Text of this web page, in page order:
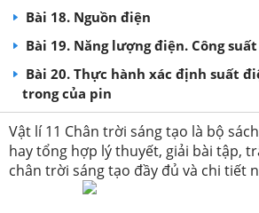
Bài 18. Nguồn điện
Bài 19. Năng lượng điện. Công
Bài 20. Thực hành xác định suất
trong của pin
Vật lí 11 Chân trời sáng tạo là bộ
hay tổng hợp lý thuyết, giải bài tập,
chân trời sáng tạo đầy đủ và chi tiết